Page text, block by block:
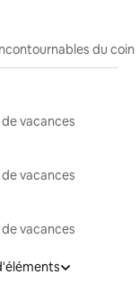
du coin
vacances
vacances
vacances